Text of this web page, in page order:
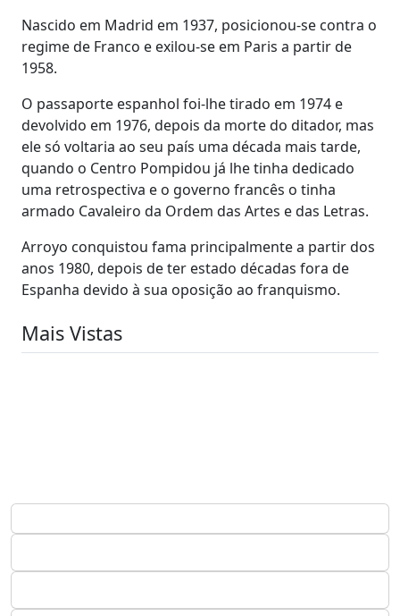
Nascido em Madrid em 1937, posicionou-se contra o
regime de Franco e exilou-se em Paris a partir de
1958.
O passaporte espanhol foi-lhe tirado em 1974 e
devolvido em 1976, depois da morte do ditador, mas
ele só voltaria ao seu país uma década mais tarde,
quando o Centro Pompidou já lhe tinha dedicado
uma retrospectiva e o governo francês o tinha
armado Cavaleiro da Ordem das Artes e das Letras.
Arroyo conquistou fama principalmente a partir dos
anos 1980, depois de ter estado décadas fora de
Espanha devido à sua oposição ao franquismo.
Mais Vistas